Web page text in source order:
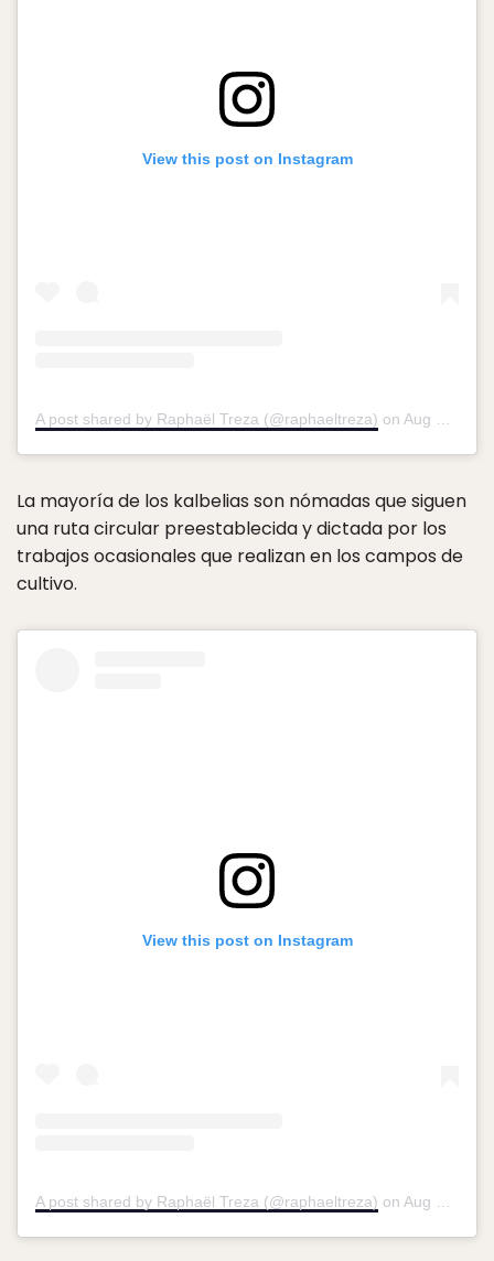
View this post on Instagram
A post shared by Raphaël Treza (@raphaeltreza) on Aug 31, 2015 at 1:50pm PDT
La mayoría de los kalbelias son nómadas que siguen
una ruta circular preestablecida y dictada por los
trabajos ocasionales que realizan en los campos de
cultivo.
View this post on Instagram
A post shared by Raphaël Treza (@raphaeltreza) on Aug 31, 2015 at 1:27pm PDT